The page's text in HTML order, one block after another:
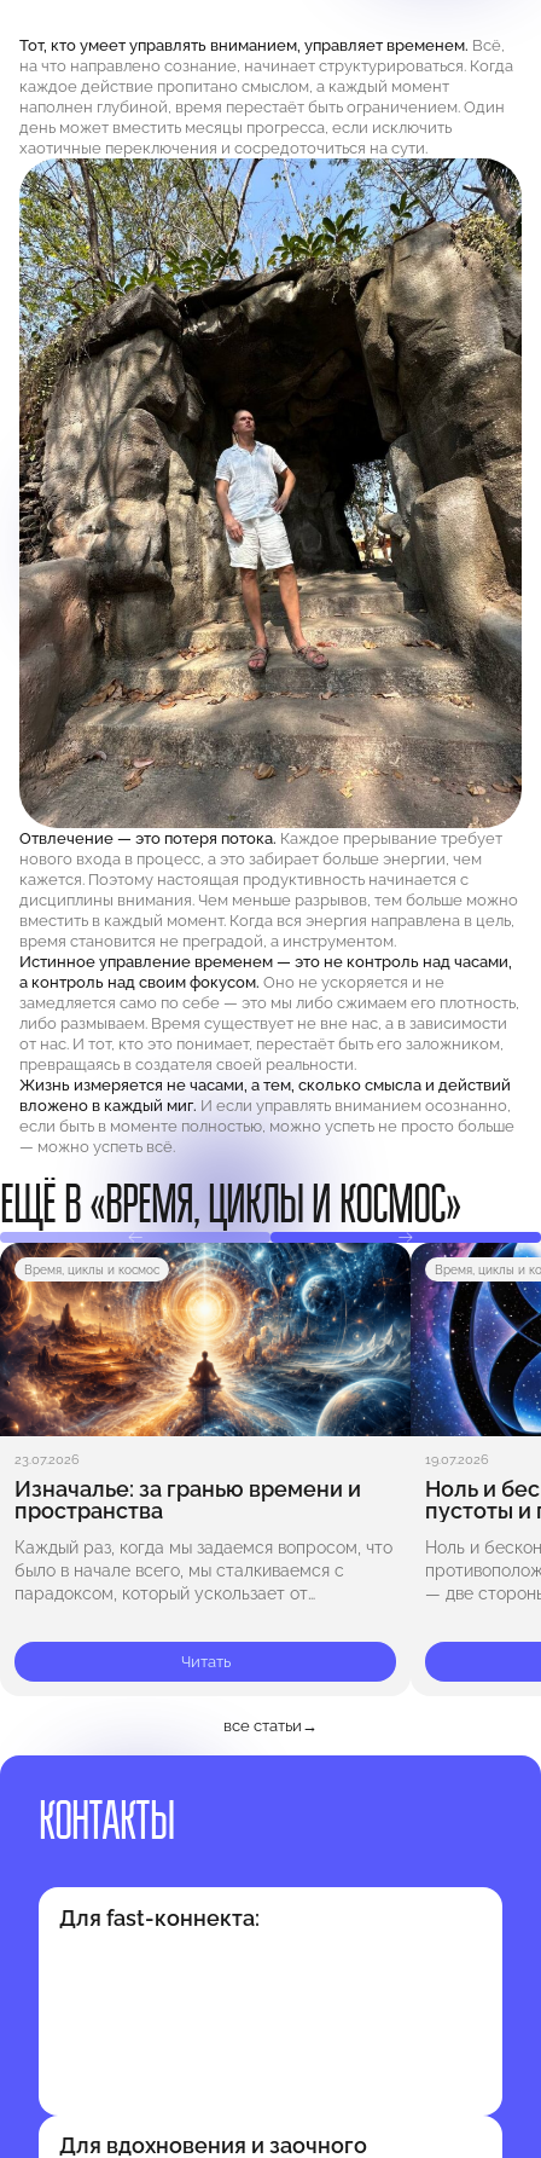
Тот, кто умеет управлять вниманием, управляет временем. Всё,
на что направлено сознание, начинает структурироваться. Когда
каждое действие пропитано смыслом, а каждый момент
наполнен глубиной, время перестаёт быть ограничением. Один
день может вместить месяцы прогресса, если исключить
хаотичные переключения и сосредоточиться на сути.
Отвлечение — это потеря потока. Каждое прерывание требует
нового входа в процесс, а это забирает больше энергии, чем
кажется. Поэтому настоящая продуктивность начинается с
дисциплины внимания. Чем меньше разрывов, тем больше можно
вместить в каждый момент. Когда вся энергия направлена в цель,
время становится не преградой, а инструментом.
Истинное управление временем — это не контроль над часами,
а контроль над своим фокусом. Оно не ускоряется и не
замедляется само по себе — это мы либо сжимаем его плотность,
либо размываем. Время существует не вне нас, а в зависимости
от нас. И тот, кто это понимает, перестаёт быть его заложником,
превращаясь в создателя своей реальности.
Жизнь измеряется не часами, а тем, сколько смысла и действий
вложено в каждый миг. И если управлять вниманием осознанно,
если быть в моменте полностью, можно успеть не просто больше
— можно успеть всё.
ЕЩЁ В «ВРЕМЯ, ЦИКЛЫ И КОСМОС»
Время, циклы и космос
23.07.2026
Изначалье: за гранью времени и
пространства
Каждый раз, когда мы задаемся вопросом, что
было в начале всего, мы сталкиваемся с
парадоксом, который ускользает от
момент во времени, это сама…
Читать
Время, циклы и
19.07.2026
Ноль и
пустоты и
Ноль и
— две
ещё не
все статьи →
КОНТАКТЫ
Для fast-коннекта:
Для вдохновения и заочного